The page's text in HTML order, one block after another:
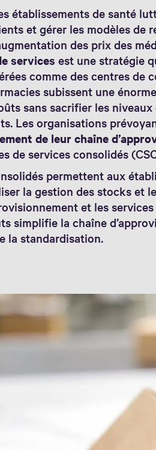
établissements de santé
et gérer les modèles de
des prix des
services est une stratégie
comme des centres de
subissent une
sans sacrifier les
Les organisations
de leur chaîne
de services consolidés
permettent aux
la gestion des stocks et
et les
simplifie la chaîne
la standardisation.